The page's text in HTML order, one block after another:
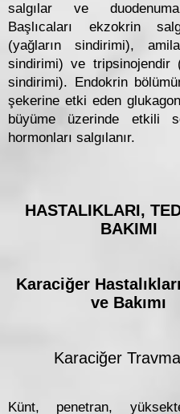
salgılar ve
Başlıcaları ekzokrin
(yağların sindirimi),
sindirimi) ve tripsinojendir
sindirimi). Endokrin
şekerine etki eden
büyüme üzerinde etkili
hormonları salgılanır.
HASTALIKLARI,
BAKIMI
Karaciğer
ve Bakımı
Karaciğer
Künt, penetran,